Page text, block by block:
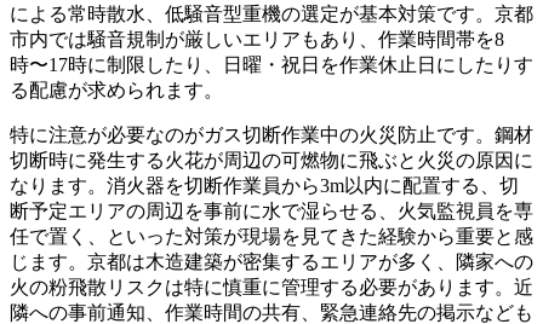
による常時散水、低騒音型重機の選定が基本対策です。京都
市内では騒音規制が厳しいエリアもあり、作業時間帯を8
時〜17時に制限したり、日曜・祝日を作業休止日にしたりす
る配慮が求められます。
特に注意が必要なのがガス切断作業中の火災防止です。鋼材
切断時に発生する火花が周辺の可燃物に飛ぶと火災の原因に
なります。消火器を切断作業員から3m以内に配置する、切
断予定エリアの周辺を事前に水で湿らせる、火気監視員を専
任で置く、といった対策が現場を見てきた経験から重要と感
じます。京都は木造建築が密集するエリアが多く、隣家への
火の粉飛散リスクは特に慎重に管理する必要があります。近
隣への事前通知、作業時間の共有、緊急連絡先の掲示なども